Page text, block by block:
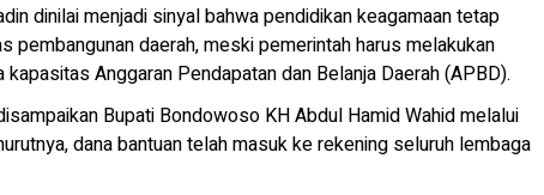
dinilai menjadi sinyal bahwa pendidikan keagamaan tetap
pembangunan daerah, meski pemerintah harus melakukan
Anggaran Pendapatan dan Belanja Daerah (APBD).
Bupati Bondowoso KH Abdul Hamid Wahid melalui
dana bantuan telah masuk ke rekening seluruh lembaga